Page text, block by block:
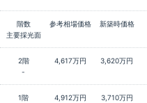
階数 参考相場価格 新築時価格
主要採光面
2階 4,617万円 3,620万円
-
1階 4,912万円 3,710万円